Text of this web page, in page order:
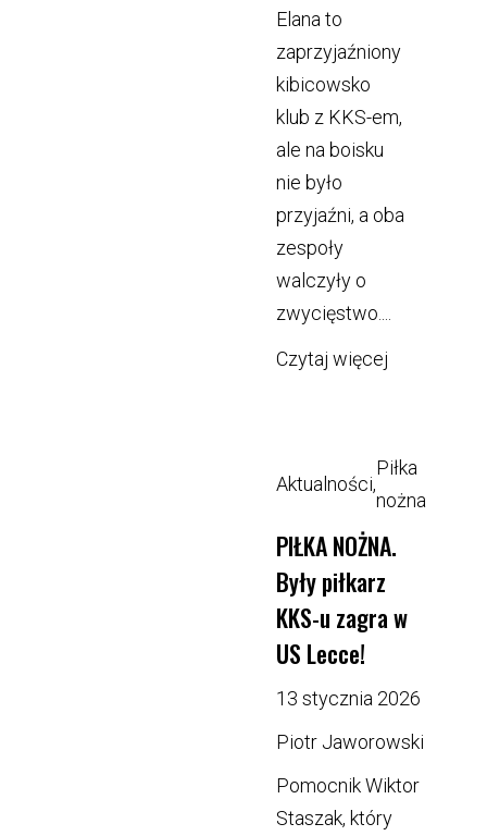
Elana to
zaprzyjaźniony
kibicowsko
klub z KKS-em,
ale na boisku
nie było
przyjaźni, a oba
zespoły
walczyły o
zwycięstwo....
Czytaj więcej
Aktualności,
Piłka
nożna
PIŁKA NOŻNA.
Były piłkarz
KKS-u zagra w
US Lecce!
13 stycznia 2026
Piotr Jaworowski
Pomocnik Wiktor
Staszak, który